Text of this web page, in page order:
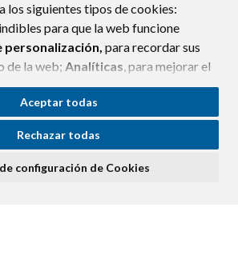
los siguientes tipos de cookies:
para que la web funcione
personalización, para recordar sus
de la web; Analíticas, para mejorar el
web y sus servicios.
el botón“Aceptar todas”
su uso. Si pulsa el botón
las cookies técnicas
Aceptar todas
Rechazar todas
configuración de Cookies